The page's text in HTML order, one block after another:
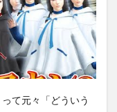
て元々「どういう